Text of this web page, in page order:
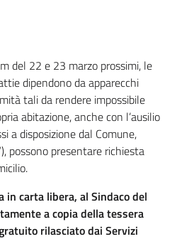
del 22 e 23 marzo prossimi, le
dipendono da apparecchi
tali da rendere impossibile
abitazione, anche con l’ausilio
a disposizione dal Comune,
possono presentare richiesta
in carta libera, al Sindaco del
a copia della tessera
rilasciato dai Servizi